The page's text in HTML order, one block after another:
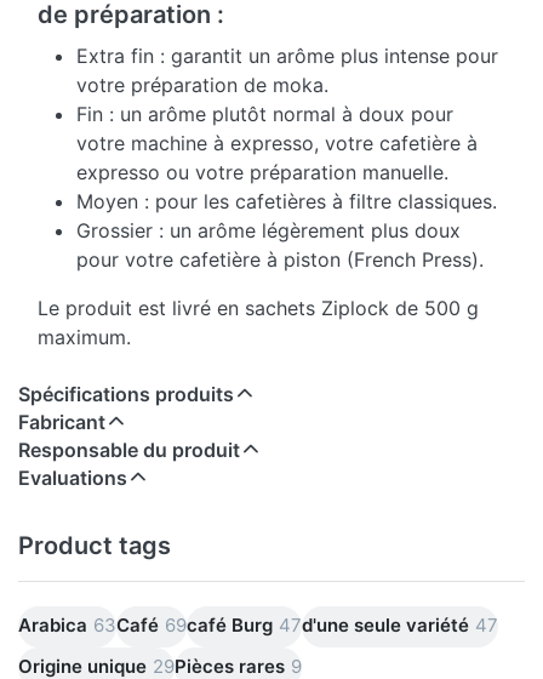
de préparation :
Extra fin : garantit un arôme plus intense pour
votre préparation de moka.
Fin : un arôme plutôt normal à doux pour
votre machine à expresso, votre cafetière à
expresso ou votre préparation manuelle.
Moyen : pour les cafetières à filtre classiques.
Grossier : un arôme légèrement plus doux
pour votre cafetière à piston (French Press).
Le produit est livré en sachets Ziplock de 500 g
maximum.
Spécifications produits
Fabricant
Responsable du produit
Evaluations
Product tags
Arabica 63Café 69café Burg 47d'une seule variété 47
Origine unique 29Pièces rares 9